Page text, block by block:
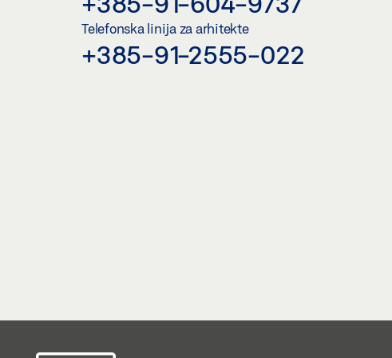
Telefonska linija za arhitekte
+385-91-2555-022